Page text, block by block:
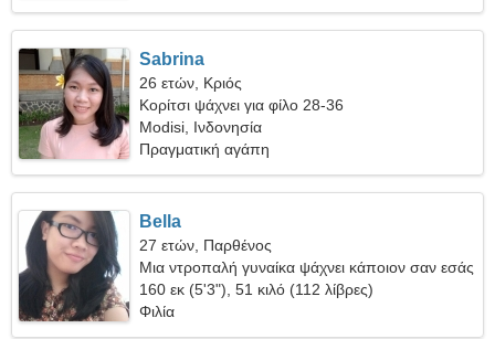
Sabrina
26 ετών, Κριός
Κορίτσι ψάχνει για φίλο 28-36
Modisi, Ινδονησία
Πραγματική αγάπη
Bella
27 ετών, Παρθένος
Μια ντροπαλή γυναίκα ψάχνει κάποιον σαν εσάς
160 εκ (5'3"), 51 κιλό (112 λίβρες)
Φιλία